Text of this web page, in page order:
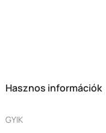
Hasznos információk
GYIK